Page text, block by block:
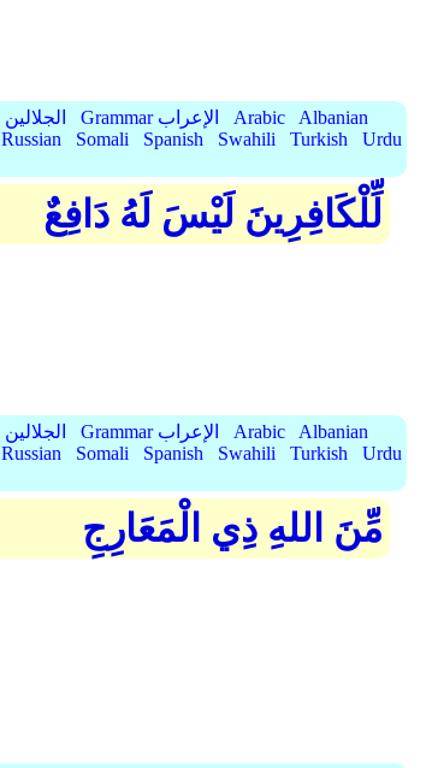
AlJalalain الجلالين Grammar الإعراب Arabic
Albanian
Russian Somali Spanish Swahili Turkish
Urdu
لِّلْكَافِرِينَ لَيْسَ لَهُ دَافِعٌ
AlJalalain الجلالين Grammar الإعراب Arabic
Albanian
Russian Somali Spanish Swahili Turkish
Urdu
مِّنَ اللهِ ذِي الْمَعَارِجِ